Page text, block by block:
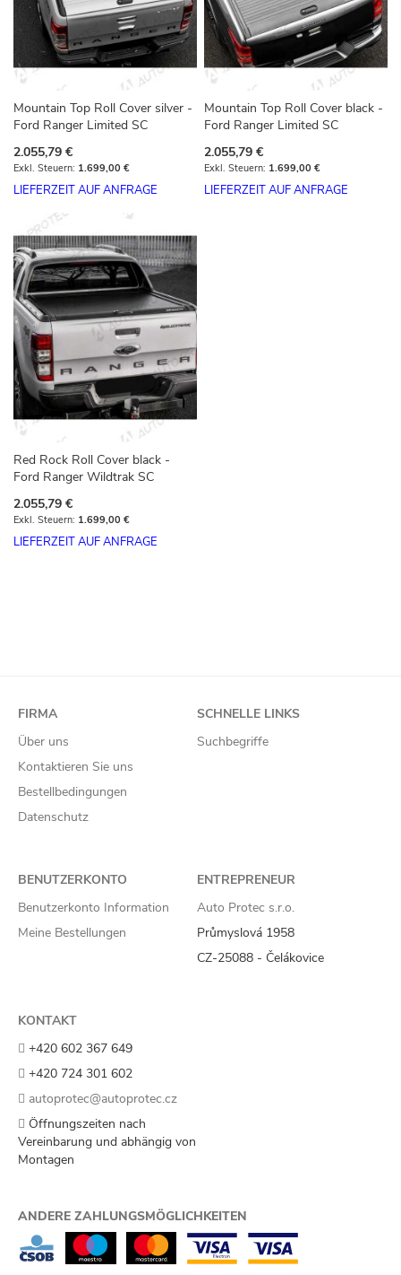
Mountain Top Roll Cover silver -
Ford Ranger Limited SC
2.055,79 €
1.699,00 €
LIEFERZEIT AUF ANFRAGE
Mountain Top Roll Cover black -
Ford Ranger Limited SC
2.055,79 €
1.699,00 €
LIEFERZEIT AUF ANFRAGE
Red Rock Roll Cover black -
Ford Ranger Wildtrak SC
2.055,79 €
1.699,00 €
LIEFERZEIT AUF ANFRAGE
FIRMA
Über uns
Kontaktieren Sie uns
Bestellbedingungen
Datenschutz
SCHNELLE LINKS
Suchbegriffe
BENUTZERKONTO
Benutzerkonto Information
Meine Bestellungen
ENTREPRENEUR
Auto Protec s.r.o.
Průmyslová 1958
CZ-25088 - Čelákovice
KONTAKT
+420 602 367 649
+420 724 301 602
autoprotec@autoprotec.cz
Öffnungszeiten nach
Vereinbarung und abhängig von
Montagen
ANDERE ZAHLUNGSMÖGLICHKEITEN